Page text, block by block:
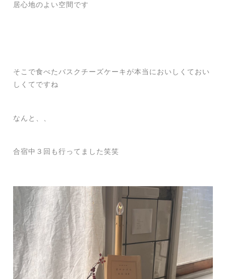
居心地のよい空間です
そこで食べたバスクチーズケーキが本当においしくておい
しくてですね
なんと、、
合宿中３回も行ってました笑笑